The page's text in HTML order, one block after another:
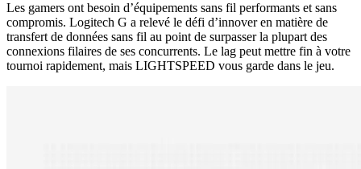
Les gamers ont besoin d’équipements sans fil performants et sans
compromis. Logitech G a relevé le défi d’innover en matière de
transfert de données sans fil au point de surpasser la plupart des
connexions filaires de ses concurrents. Le lag peut mettre fin à votre
tournoi rapidement, mais LIGHTSPEED vous garde dans le jeu.